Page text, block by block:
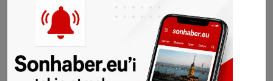
SONHABER.eu ya aittir. Haberin linki
kaynak olarak gösterilmeden alınan haberler
için hukuki işlem başlatılacaktır.
Sonhaber'i artık Telegram'da da takip